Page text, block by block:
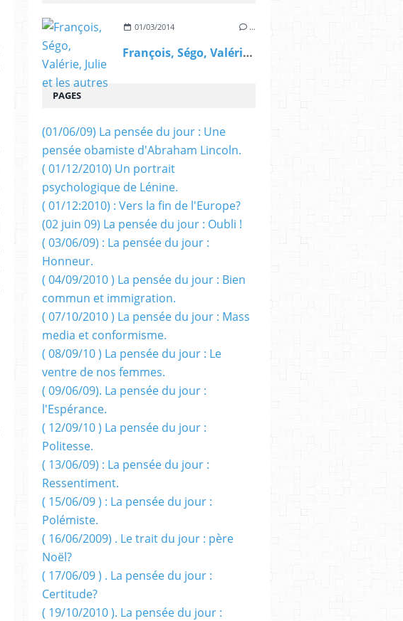
01/03/2014 …
François, Ségo, Valérie, Julie et les autres
PAGES
(01/06/09) La pensée du jour : Une
pensée obamiste d'Abraham Lincoln.
( 01/12/2010) Un portrait
psychologique de Lénine.
( 01/12:2010) : Vers la fin de l'Europe?
(02 juin 09) La pensée du jour : Oubli !
( 03/06/09) : La pensée du jour :
Honneur.
( 04/09/2010 ) La pensée du jour : Bien
commun et immigration.
( 07/10/2010 ) La pensée du jour : Mass
media et conformisme.
( 08/09/10 ) La pensée du jour : Le
ventre de nos femmes.
( 09/06/09). La pensée du jour :
l'Espérance.
( 12/09/10 ) La pensée du jour :
Politesse.
( 13/06/09) : La pensée du jour :
Ressentiment.
( 15/06/09 ) : La pensée du jour :
Polémiste.
( 16/06/2009) . Le trait du jour : père
Noël?
( 17/06/09 ) . La pensée du jour :
Certitude?
( 19/10/2010 ). La pensée du jour :